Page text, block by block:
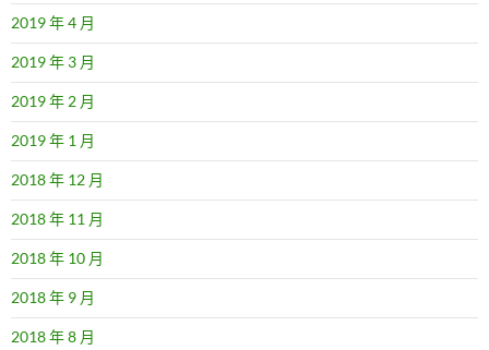
2019 年 4 月
2019 年 3 月
2019 年 2 月
2019 年 1 月
2018 年 12 月
2018 年 11 月
2018 年 10 月
2018 年 9 月
2018 年 8 月